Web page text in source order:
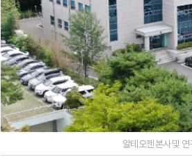
알테오젠 본사 및